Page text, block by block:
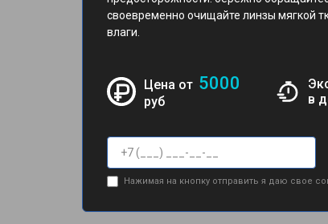
своевременно очищайте линзы мягкой
влаги.
Цена от 5000
руб
в
Нажимая на кнопку отправить я даю свое